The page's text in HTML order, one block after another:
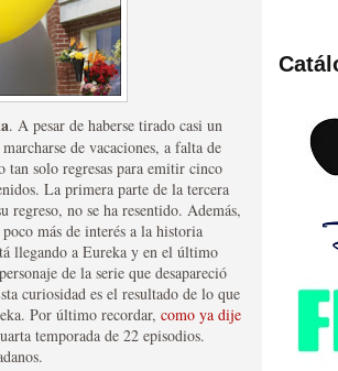
el tiempo
es
. A pesar de haberse tirado casi un
de vacaciones, a falta de
tan solo regresas para emitir cinco
La primera parte de la tercera
regreso, no se ha resentido. Además,
más de interés a la historia
llegando a Eureka y en el último
de la serie que desapareció
curiosidad es el resultado de lo que
Por último recordar, como ya dije
temporada de 22 episodios.